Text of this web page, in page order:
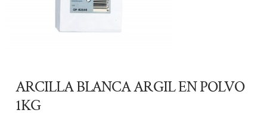
ARCILLA BLANCA ARGIL EN POLVO
1KG